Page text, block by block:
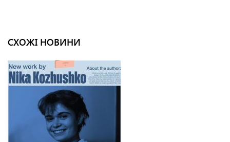
СХОЖІ НОВИНИ